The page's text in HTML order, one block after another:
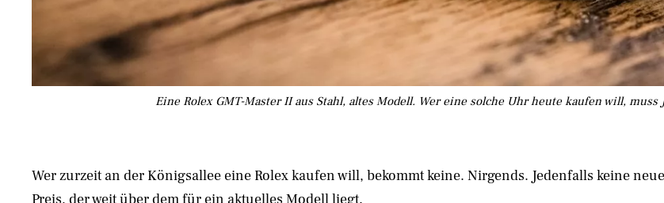
Eine Rolex GMT-Master II aus Stahl, altes Modell. Wer eine solche Uhr heute kaufen will, muss
Wer zurzeit an der Königsallee eine Rolex kaufen will, bekommt keine. Nirgends. Jedenfalls keine
Preis, der weit über dem für ein aktuelles Modell liegt.